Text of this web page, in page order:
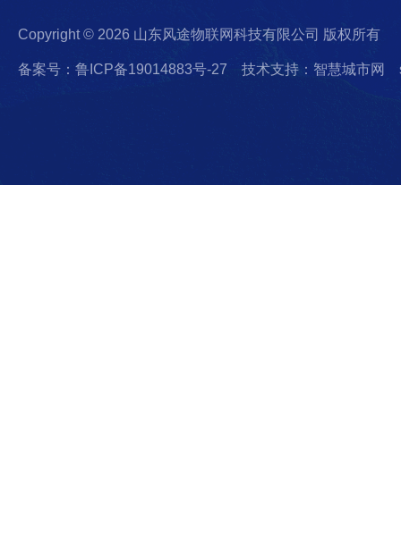
Copyright © 2026 山东风途物联网科技有限公司 版权所有
备案号：鲁ICP备19014883号-27 技术支持：智慧城市网